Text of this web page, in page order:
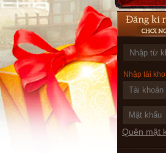
Nhập tài
Quên mật